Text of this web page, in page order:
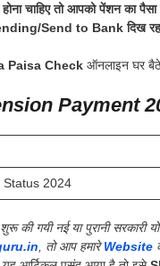
चाहिए तो आपको पेंशन का पैसा
Send to Bank दिख रहा
Paisa Check ऑनलाइन घर
Payment
Status 2024
शुरू की गयी नई या पुरानी
, तो आप हमारेWebsite